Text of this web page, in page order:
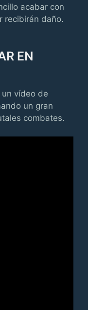
acabar con
recibirán daño.
EN
vídeo de
un gran
combates.